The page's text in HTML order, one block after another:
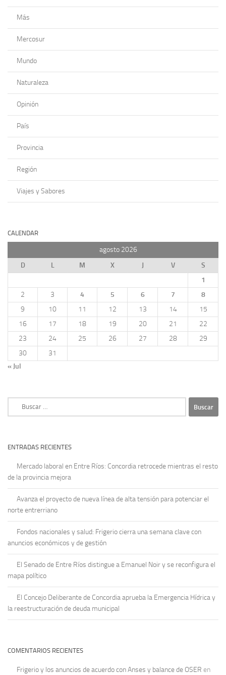
Más
Mercosur
Mundo
Naturaleza
Opinión
País
Provincia
Región
Viajes y Sabores
CALENDAR
agosto 2026
D
L M X J V
S
1
2
3 4 5 6 7
8
9
10 11 12 13 14
15
16
17 18 19 20 21
22
23
24 25 26 27 28
29
30
31
« Jul
ENTRADAS RECIENTES
Mercado laboral en Entre Ríos: Concordia retrocede mientras el resto
de la provincia mejora
Avanza el proyecto de nueva línea de alta tensión para potenciar el
norte entrerriano
Fondos nacionales y salud: Frigerio cierra una semana clave con
anuncios económicos y de gestión
El Senado de Entre Ríos distingue a Emanuel Noir y se reconfigura el
mapa político
El Concejo Deliberante de Concordia aprueba la Emergencia Hídrica y
la reestructuración de deuda municipal
COMENTARIOS RECIENTES
Frigerio y los anuncios de acuerdo con Anses y balance de OSER en